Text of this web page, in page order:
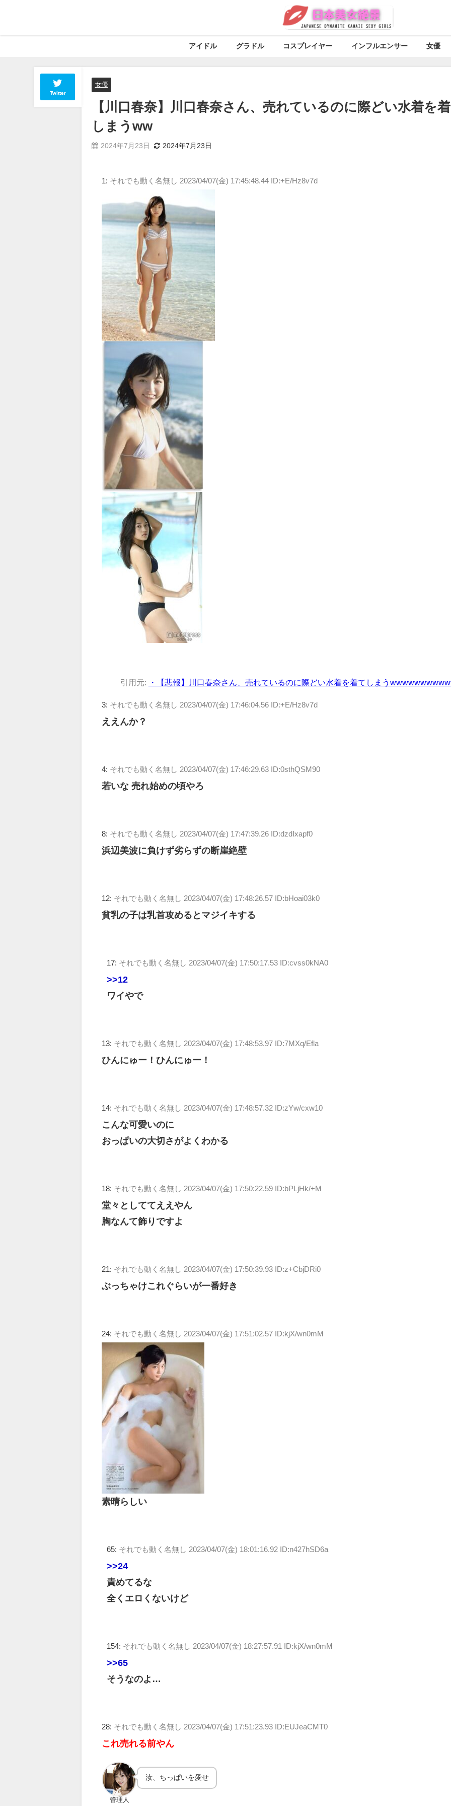
アイドル グラドル コスプレイヤー インフルエンサー 女優
Twitter
女優
【川口春奈】川口春奈さん、売れているのに際どい水着を
しまうww
2024年7月23日 2024年7月23日
1: それでも動く名無し 2023/04/07(金) 17:45:48.44 ID:+E/Hz8v7d
引用元: ・【悲報】川口春奈さん、売れているのに際どい水着を着てしまう
3: それでも動く名無し 2023/04/07(金) 17:46:04.56 ID:+E/Hz8v7d
ええんか？
4: それでも動く名無し 2023/04/07(金) 17:46:29.63 ID:0sthQSM90
若いな 売れ始めの頃やろ
8: それでも動く名無し 2023/04/07(金) 17:47:39.26 ID:dzdIxapf0
浜辺美波に負けず劣らずの断崖絶壁
12: それでも動く名無し 2023/04/07(金) 17:48:26.57 ID:bHoai03k0
貧乳の子は乳首攻めるとマジイキする
17: それでも動く名無し 2023/04/07(金) 17:50:17.53 ID:cvss0kNA0
>>12
ワイやで
13: それでも動く名無し 2023/04/07(金) 17:48:53.97 ID:7MXq/Efla
ひんにゅー！ひんにゅー！
14: それでも動く名無し 2023/04/07(金) 17:48:57.32 ID:zYw/cxw10
こんな可愛いのに
おっぱいの大切さがよくわかる
18: それでも動く名無し 2023/04/07(金) 17:50:22.59 ID:bPLjHk/+M
堂々としててええやん
胸なんて飾りですよ
21: それでも動く名無し 2023/04/07(金) 17:50:39.93 ID:z+CbjDRi0
ぶっちゃけこれぐらいが一番好き
24: それでも動く名無し 2023/04/07(金) 17:51:02.57 ID:kjX/wn0mM
素晴らしい
65: それでも動く名無し 2023/04/07(金) 18:01:16.92 ID:n427hSD6a
>>24
責めてるな
全くエロくないけど
154: それでも動く名無し 2023/04/07(金) 18:27:57.91 ID:kjX/wn0mM
>>65
そうなのよ…
28: それでも動く名無し 2023/04/07(金) 17:51:23.93 ID:EUJeaCMT0
これ売れる前やん
管理人
汝、ちっぱいを愛せ